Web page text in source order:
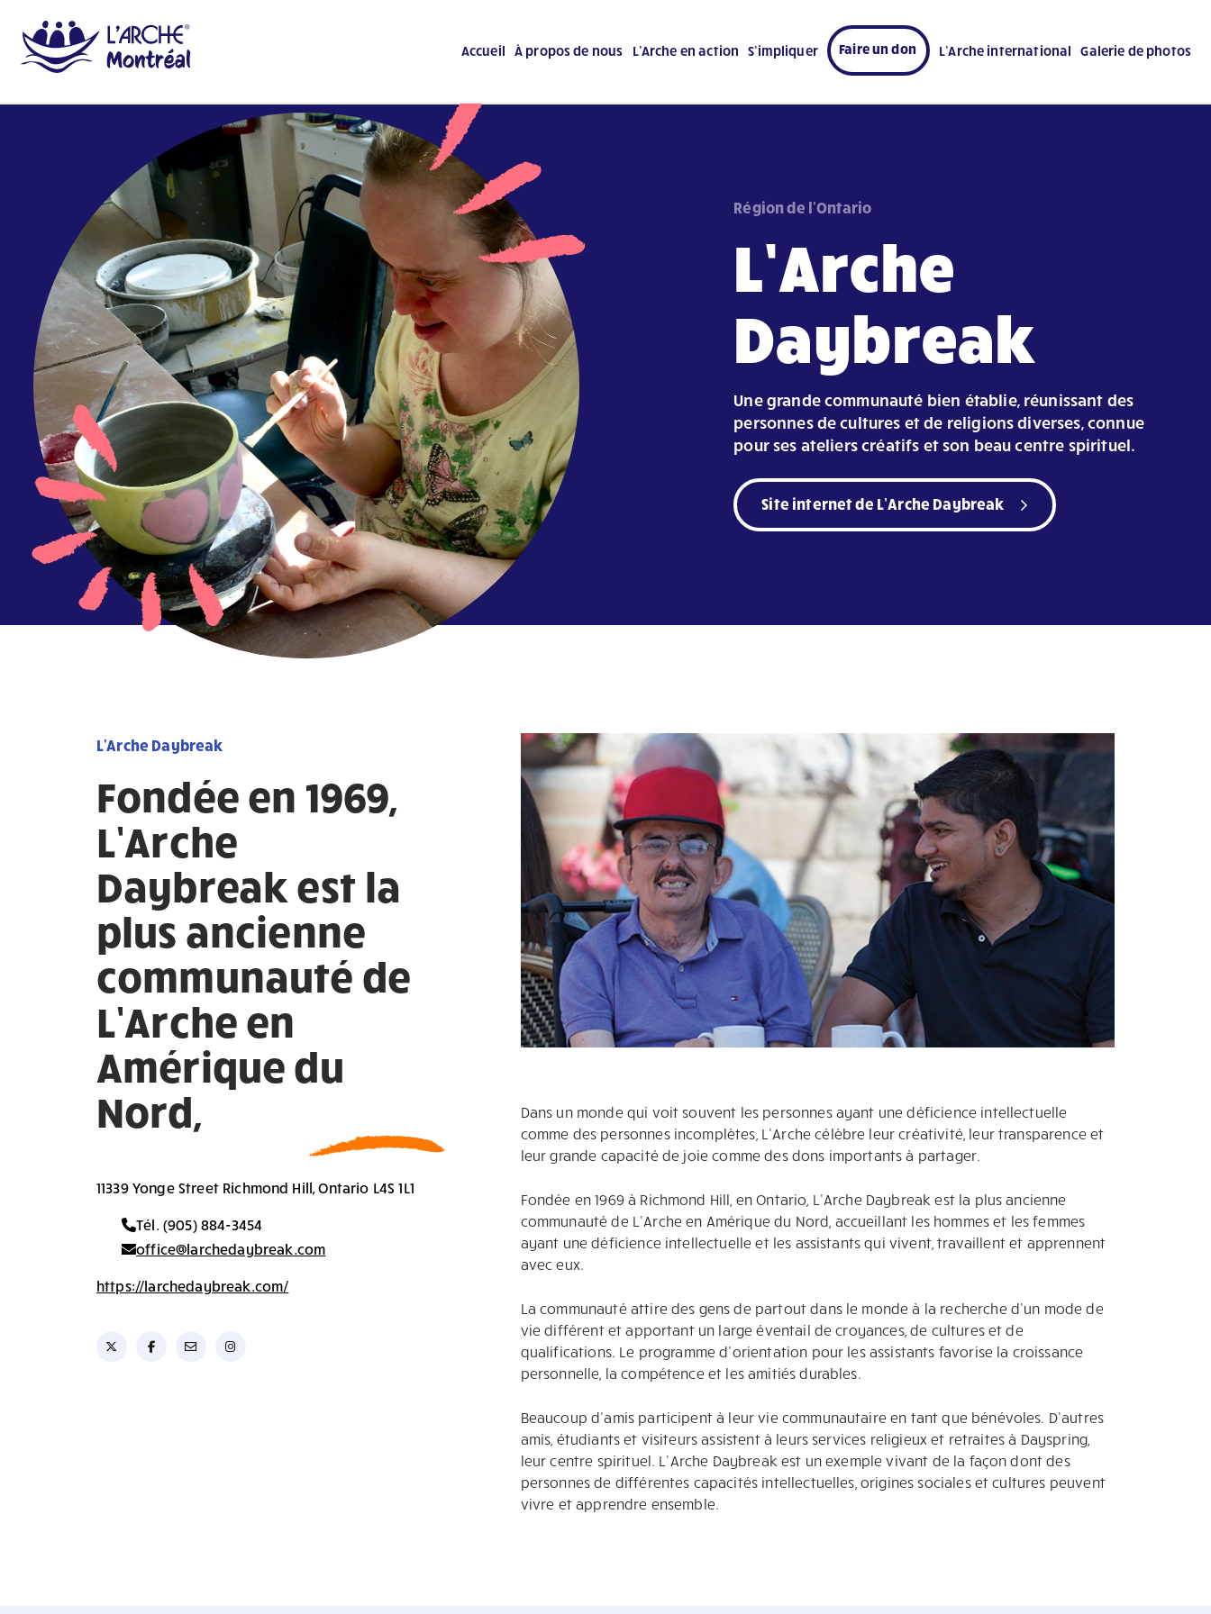
Accueil À propos de nous L’Arche en action S’impliquer Faire un don L’Arche international Galerie de photos
Région de l'Ontario
L’Arche
Daybreak
Une grande communauté bien établie, réunissant des
personnes de cultures et de religions diverses, connue
pour ses ateliers créatifs et son beau centre spirituel.
Site internet de L’Arche Daybreak
L'Arche Daybreak
Fondée en 1969,
L’Arche
Daybreak est la
plus ancienne
communauté de
L’Arche en
Amérique du
Nord,
11339 Yonge Street Richmond Hill, Ontario L4S 1L1
Tél. (905) 884-3454
office@larchedaybreak.com
https://larchedaybreak.com/
Dans un monde qui voit souvent les personnes ayant une déficience intellectuelle
comme des personnes incomplètes, L’Arche célèbre leur créativité, leur transparence et
leur grande capacité de joie comme des dons importants à partager.
Fondée en 1969 à Richmond Hill, en Ontario, L’Arche Daybreak est la plus ancienne
communauté de L’Arche en Amérique du Nord, accueillant les hommes et les femmes
ayant une déficience intellectuelle et les assistants qui vivent, travaillent et apprennent
avec eux.
La communauté attire des gens de partout dans le monde à la recherche d’un mode de
vie différent et apportant un large éventail de croyances, de cultures et de
qualifications. Le programme d’orientation pour les assistants favorise la croissance
personnelle, la compétence et les amitiés durables.
Beaucoup d’amis participent à leur vie communautaire en tant que bénévoles. D’autres
amis, étudiants et visiteurs assistent à leurs services religieux et retraites à Dayspring,
leur centre spirituel. L’Arche Daybreak est un exemple vivant de la façon dont des
personnes de différentes capacités intellectuelles, origines sociales et cultures peuvent
vivre et apprendre ensemble.